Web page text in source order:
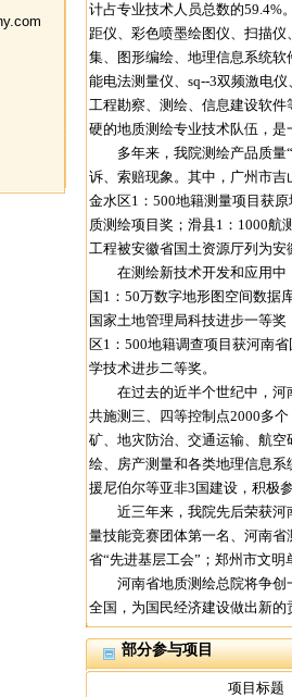
计占专业技术人员总数的59.4%
距仪、彩色喷墨绘图仪、扫描
集、图形编绘、地理信息系统
能电法测量仪、sq--3双频激电
工程勘察、测绘、信息建设软
硬的地质测绘专业技术队伍，
多年来，我院测绘产品质量“
诉、索赔现象。其中，广州市
金水区1：500地籍测量项目获
质测绘项目奖；滑县1：1000航
工程被安徽省国土资源厅列为
在测绘新技术开发和应用中
国1：50万数字地形图空间数据
国家土地管理局科技进步一等
区1：500地籍调查项目获河南
学技术进步二等奖。
在过去的近半个世纪中，河
共施测三、四等控制点2000多
矿、地灾防治、交通运输、航
绘、房产测量和各类地理信息
援尼伯尔等亚非3国建设，积极
近三年来，我院先后荣获河
量技能竞赛团体第一名、河南省
省“先进基层工会”；郑州市文明
河南省地质测绘总院将争创
全国，为国民经济建设做出新的
部分参与项目
项目标题